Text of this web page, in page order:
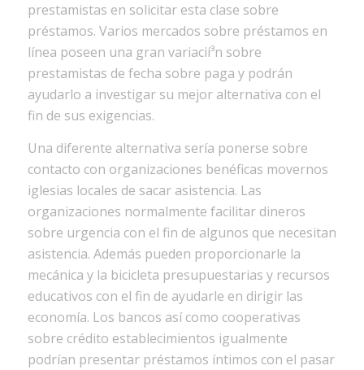
prestamistas en solicitar esta clase sobre
préstamos. Varios mercados sobre préstamos en
línea poseen una gran variacií³n sobre
prestamistas de fecha sobre paga y podrán
ayudarlo a investigar su mejor alternativa con el
fin de sus exigencias.
Una diferente alternativa serí­a ponerse sobre
contacto con organizaciones benéficas movernos
iglesias locales de sacar asistencia. Las
organizaciones normalmente facilitar dineros
sobre urgencia con el fin de algunos que necesitan
asistencia. Además pueden proporcionarle la
mecánica y la bicicleta presupuestarias y recursos
educativos con el fin de ayudarle en dirigir las
economía. Los bancos así­ como cooperativas
sobre crédito establecimientos igualmente
podrían presentar préstamos íntimos con el pasar